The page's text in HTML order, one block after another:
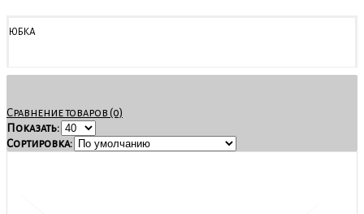
ЮБКА
Сравнение товаров (0)
Показать:
Сортировка: